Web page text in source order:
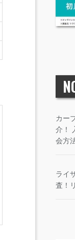
カー
介！
会方
ライ
査！